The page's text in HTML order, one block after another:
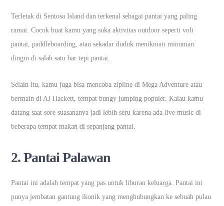
Terletak di Sentosa Island dan terkenal sebagai pantai yang paling
ramai. Cocok buat kamu yang suka aktivitas outdoor seperti voli
pantai, paddleboarding, atau sekadar duduk menikmati minuman
dingin di salah satu bar tepi pantai.
Selain itu, kamu juga bisa mencoba zipline di Mega Adventure atau
bermain di AJ Hackett, tempat bungy jumping populer. Kalau kamu
datang saat sore suasananya jadi lebih seru karena ada live music di
beberapa tempat makan di sepanjang pantai.
2.Pantai Palawan
Pantai ini adalah tempat yang pas untuk liburan keluarga. Pantai ini
punya jembatan gantung ikonik yang menghubungkan ke sebuah pulau